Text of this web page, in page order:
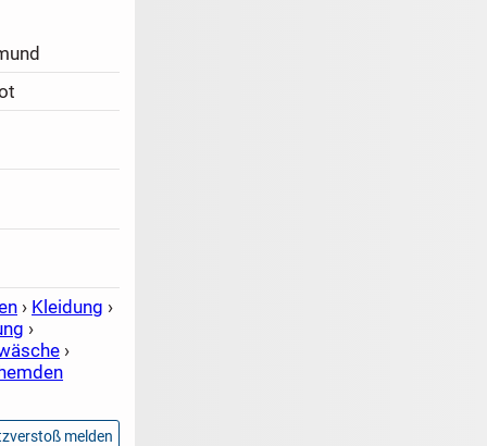
› Kleidung ›
›
›
melden